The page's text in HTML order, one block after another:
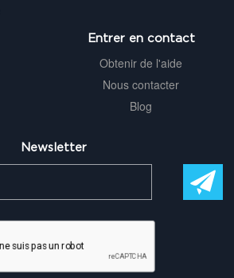
Entrer en contact
Obtenir de l'aide
Nous contacter
Blog
Newsletter